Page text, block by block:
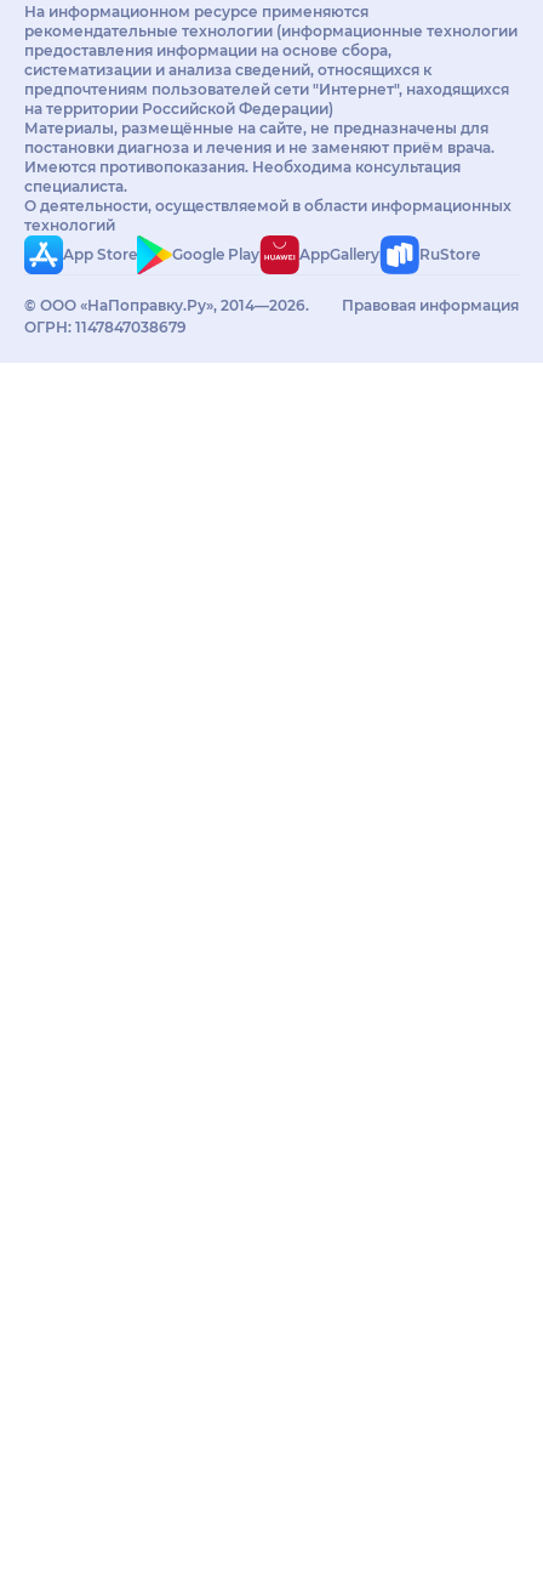
На информационном ресурсе применяются
рекомендательные технологии (информационные технологии
предоставления информации на основе сбора,
систематизации и анализа сведений, относящихся к
предпочтениям пользователей сети "Интернет", находящихся
на территории Российской Федерации)
Материалы, размещённые на сайте, не предназначены для
постановки диагноза и лечения и не заменяют приём врача.
Имеются противопоказания. Необходима консультация
специалиста.
О деятельности, осуществляемой в области информационных
технологий
App Store
Google Play AppGallery RuStore
© ООО «НаПоправку.Ру», 2014—2026.
ОГРН: 1147847038679
Правовая информация